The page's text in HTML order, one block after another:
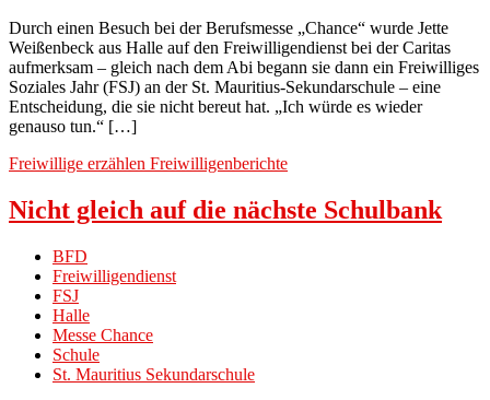
Durch einen Besuch bei der Berufsmesse „Chance“ wurde Jette
Weißenbeck aus Halle auf den Freiwilligendienst bei der Caritas
aufmerksam – gleich nach dem Abi begann sie dann ein Freiwilliges
Soziales Jahr (FSJ) an der St. Mauritius-Sekundarschule – eine
Entscheidung, die sie nicht bereut hat. „Ich würde es wieder
genauso tun.“ […]
Freiwillige erzählen Freiwilligenberichte
Nicht gleich auf die nächste Schulbank
BFD
Freiwilligendienst
FSJ
Halle
Messe Chance
Schule
St. Mauritius Sekundarschule